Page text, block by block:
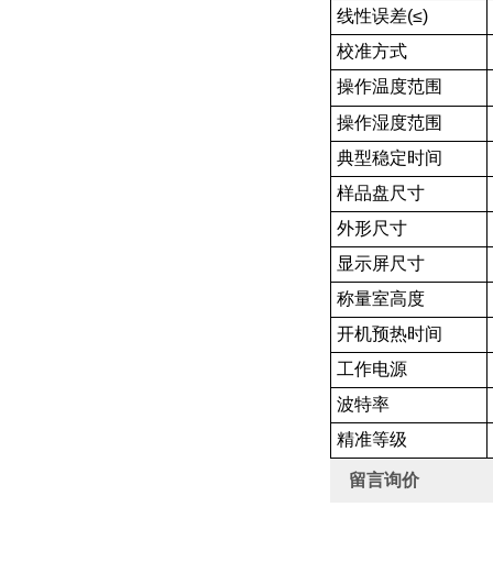
线性误差(≤)
校准方式
操作温度范围
操作湿度范围
典型稳定时间
样品盘尺寸
外形尺寸
显示屏尺寸
称量室高度
开机预热时间
工作电源
波特率
精准等级
留言询价